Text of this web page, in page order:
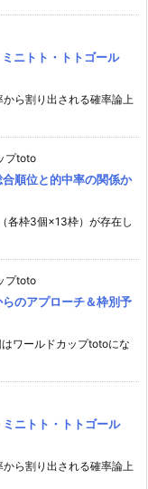
ニトト・トトゴール
ら割り出される確率論上
プtoto
順位と的中率の関係か
各枠3個×13枠）が存在し
プtoto
のアプローチ＆枠別予
ワールドカップtotoにな
ニトト・トトゴール
ら割り出される確率論上